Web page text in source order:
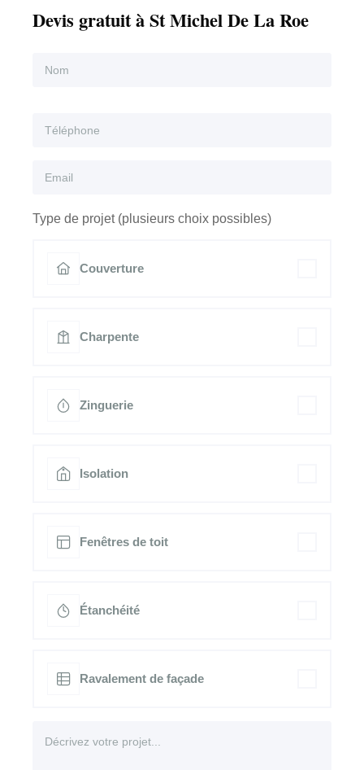
Devis gratuit à St Michel De La Roe
Type de projet (plusieurs choix possibles)
Couverture
Charpente
Zinguerie
Isolation
Fenêtres de toit
Étanchéité
Ravalement de façade